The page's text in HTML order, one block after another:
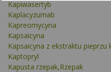
Kapiwasertyb
Kaplacyzumab
Kapreomycyna
Kapsaicyna
Kapsaicyna z ekstraktu pieprzu
Kaptopryl
Kapusta rzepak,Rzepak
przeprowadzić konfigurację
dokonać za pomocą
Więcej informacji na temat
zewnętrznych w naszym
Serwisu.